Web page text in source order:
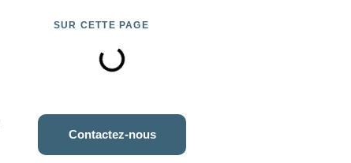
SUR CETTE PAGE
Contactez-nous